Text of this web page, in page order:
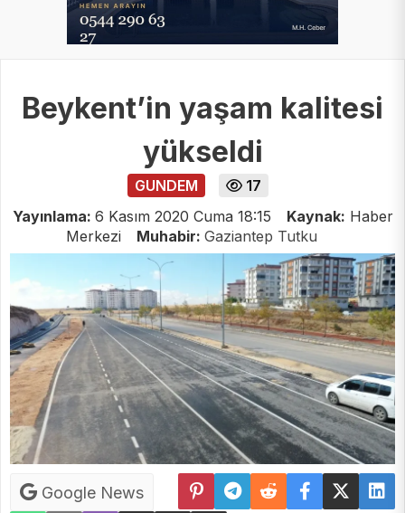
Beykent’in yaşam kalitesi
yükseldi
GUNDEM
17
Yayınlama: 6 Kasım 2020 Cuma 18:15 Kaynak: Haber
Merkezi
Muhabir: Gaziantep Tutku
Google News